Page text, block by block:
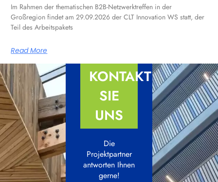
Im Rahmen der thematischen B2B-Netzwerktreffen in der
Großregion findet am 29.09.2026 der CLT Innovation WS statt, der
Teil des Arbeitspakets
Read More
KONTAKTIEREN
SIE
UNS
Die
Projektpartner
antworten Ihnen
gerne!